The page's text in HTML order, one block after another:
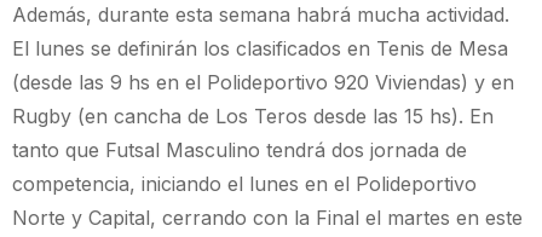
Además, durante esta semana habrá mucha actividad.
El lunes se definirán los clasificados en Tenis de Mesa
(desde las 9 hs en el Polideportivo 920 Viviendas) y en
Rugby (en cancha de Los Teros desde las 15 hs). En
tanto que Futsal Masculino tendrá dos jornada de
competencia, iniciando el lunes en el Polideportivo
Norte y Capital, cerrando con la Final el martes en este